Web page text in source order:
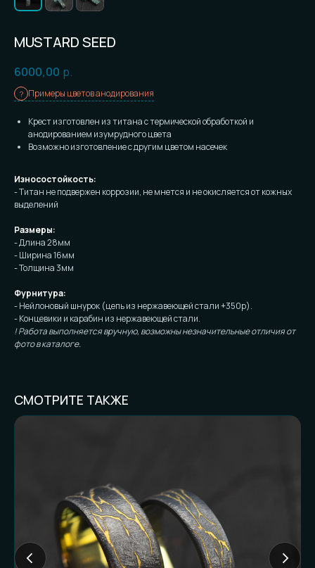
MUSTARD SEED
6000,00 р.
Примеры цветов анодирования
Крест изготовлен из титана с термической обработкой и
анодированием изумрудного цвета
Возможно изготовление с другим цветом насечек
Износостойкость:
- Титан не подвержен коррозии, не мнется и не окисляется от кожных
выделений
Размеры:
- Длина 28мм
- Ширина 16мм
- Толщина 3мм
Фурнитура:
- Нейлоновый шнурок (цепь из нержавеющей стали +350р).
- Концевики и карабин из нержавеющей стали.
! Работа выполняется вручную, возможны незначительные отличия от
фото в каталоге.
СМОТРИТЕ ТАКЖЕ
FAQ И ГОТОВНОСТЬ
К ЗАКАЗУ